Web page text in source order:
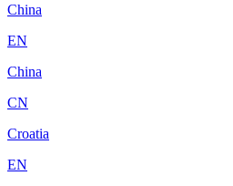
China
EN
China
CN
Croatia
EN